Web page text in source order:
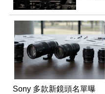
Sony 多款新鏡頭名單曝